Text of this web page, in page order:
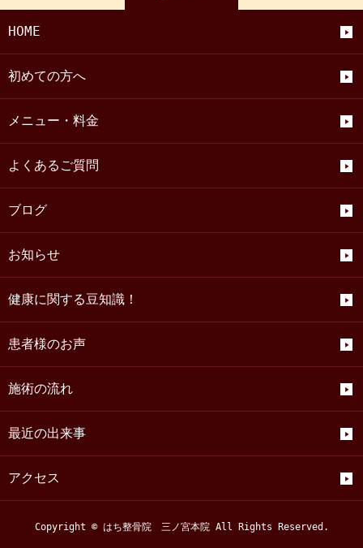
HOME
初めての方へ
メニュー・料金
よくあるご質問
ブログ
お知らせ
健康に関する豆知識！
患者様のお声
施術の流れ
最近の出来事
アクセス
Copyright © はち整骨院 三ノ宮本院 All Rights Reserved.